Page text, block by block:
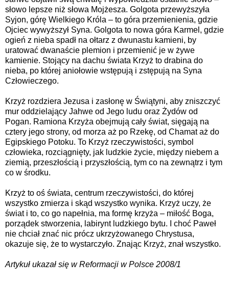
słowo lepsze niż słowa Mojżesza. Golgota przewyższyła
Syjon, górę Wielkiego Króla – to góra przemienienia, gdzie
Ojciec wywyższył Syna. Golgota to nowa góra Karmel, gdzie
ogień z nieba spadł na ołtarz z dwunastu kamieni, by
uratować dwanaście plemion i przemienić je w żywe
kamienie. Stojący na dachu świata Krzyż to drabina do
nieba, po której aniołowie wstępują i zstępują na Syna
Człowieczego.
Krzyż rozdziera Jezusa i zasłonę w Świątyni, aby zniszczyć
mur oddzielający Jahwe od Jego ludu oraz Żydów od
Pogan. Ramiona Krzyża obejmują cały świat, sięgają na
cztery jego strony, od morza aż po Rzekę, od Chamat aż do
Egipskiego Potoku. To Krzyż rzeczywistości, symbol
człowieka, rozciągnięty, jak ludzkie życie, między niebem a
ziemią, przeszłością i przyszłością, tym co na zewnątrz i tym
co w środku.
Krzyż to oś świata, centrum rzeczywistości, do której
wszystko zmierza i skąd wszystko wynika. Krzyż uczy, że
świat i to, co go napełnia, ma formę krzyża – miłość Boga,
porządek stworzenia, labirynt ludzkiego bytu. I choć Paweł
nie chciał znać nic prócz ukrzyżowanego Chrystusa,
okazuje się, że to wystarczyło. Znając Krzyż, znał wszystko.
Artykuł ukazał się w Reformacji w Polsce 2008/1